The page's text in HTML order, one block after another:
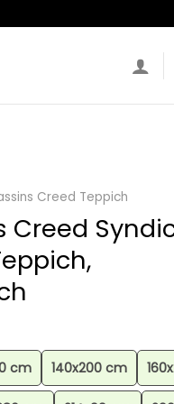
Creed Teppich
Creed
cm 140x200 cm